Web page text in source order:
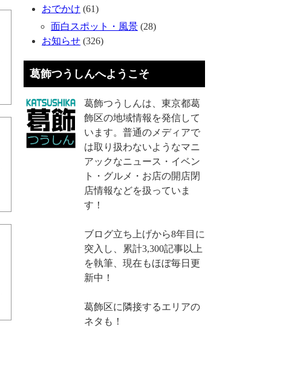
おでかけ (61)
面白スポット・風景 (28)
お知らせ (326)
葛飾つうしんへようこそ
葛飾つうしんは、東京都葛
飾区の地域情報を発信して
います。普通のメディアで
は取り扱わないようなマニ
アックなニュース・イベン
ト・グルメ・お店の開店閉
店情報などを扱っていま
す！
ブログ立ち上げから8年目に
突入し、累計3,300記事以上
を執筆、現在もほぼ毎日更
新中！
葛飾区に隣接するエリアの
ネタも！